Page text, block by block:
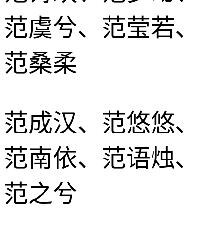
范虞兮、范莹若、
范桑柔
范成汉、范悠悠、
范南依、范语烛、
范之兮